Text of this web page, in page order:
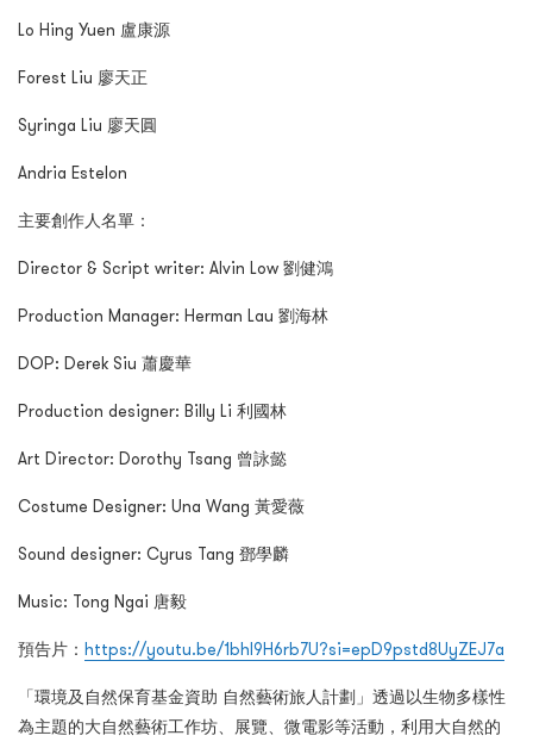
Lo Hing Yuen 盧康源
Forest Liu 廖天正
Syringa Liu 廖天圓
Andria Estelon
主要創作人名單：
Director & Script writer: Alvin Low 劉健鴻
Production Manager: Herman Lau 劉海林
DOP: Derek Siu 蕭慶華
Production designer: Billy Li 利國林
Art Director: Dorothy Tsang 曾詠懿
Costume Designer: Una Wang 黃愛薇
Sound designer: Cyrus Tang 鄧學麟
Music: Tong Ngai 唐毅
預告片： https://youtu.be/1bhl9H6rb7U?si=epD9pstd8UyZEJ7a
「環境及自然保育基金資助 自然藝術旅人計劃」透過以生物多樣性
為主題的大自然藝術工作坊、展覽、微電影等活動，利用大自然的